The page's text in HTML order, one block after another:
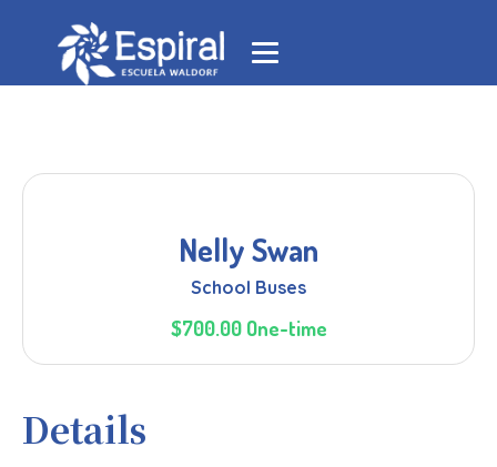
Nelly Swan
School Buses
$700.00 One-time
Details